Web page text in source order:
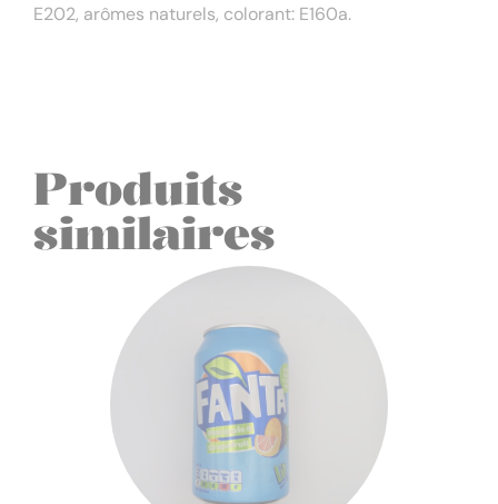
E202, arômes naturels, colorant: E160a.
Produits
similaires